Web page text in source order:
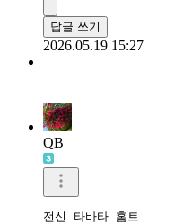
답글 쓰기
2026.05.19 15:27
QB
전신 타바타 홈트